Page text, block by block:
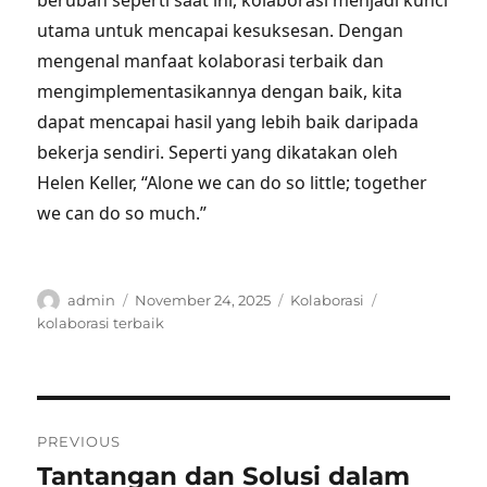
utama untuk mencapai kesuksesan. Dengan
mengenal manfaat kolaborasi terbaik dan
mengimplementasikannya dengan baik, kita
dapat mencapai hasil yang lebih baik daripada
bekerja sendiri. Seperti yang dikatakan oleh
Helen Keller, “Alone we can do so little; together
we can do so much.”
Author
admin
Posted
on
November 24, 2025 Categories
Kolaborasi
kolaborasi terbaik
navigation
PREVIOUS
Previous
Tantangan dan Solusi dalam